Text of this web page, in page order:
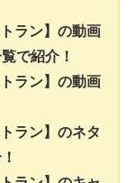
ラン】の動画
で紹介！
ラン】の動画
ラン】のネタ